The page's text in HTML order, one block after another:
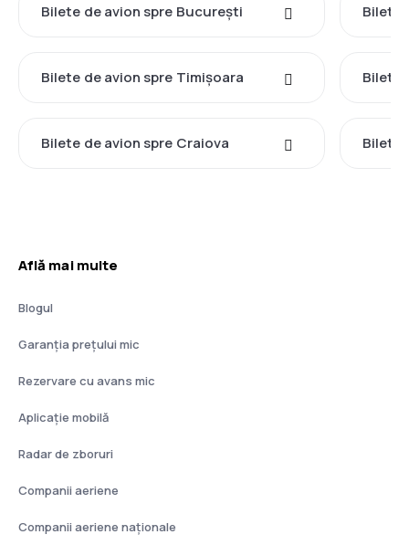
Bilete de avion spre București Bilete
Bilete de avion spre Timișoara Bilete
Bilete de avion spre Craiova Bilete
Află mai multe
Blogul
Garanția prețului mic
Rezervare cu avans mic
Aplicație mobilă
Radar de zboruri
Companii aeriene
Companii aeriene naţionale